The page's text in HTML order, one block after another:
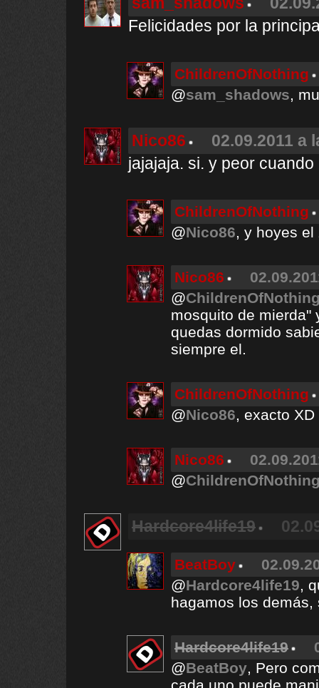
Felicidades por la
ChildrenOfNothing
@sam_shadows,
Nico86
02.09.2011 a
jajajaja. si. y peor
ChildrenOfNothing
@Nico86, y hoyes
Nico86
@
mosquito de mierda"
quedas dormido
siempre el.
ChildrenOfNothing
@Nico86, exacto XD
Nico86
@
Hardcore4life19
BeatBoy
@Hardcore4life19,
hagamos los
Hardcore4life19
@BeatBoy, Pero